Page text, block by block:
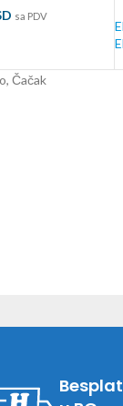
sa PDV
Čačak